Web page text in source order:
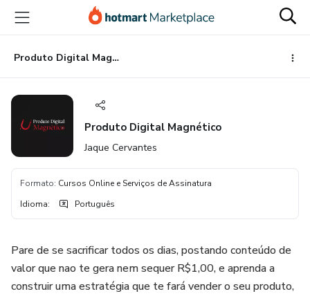
para
conteúdo
principal
para
pagamento
para
rodapé
Produto Digital Magnético
Produto Digital Magnético
Jaque Cervantes
Formato: Cursos Online e Serviços de Assinatura
Idioma: Português
Pare de se sacrificar todos os dias, postando conteúdo de
valor que nao te gera nem sequer R$1,00, e aprenda a
construir uma estratégia que te fará vender o seu produto,